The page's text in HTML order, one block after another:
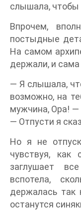
слышала, чтобы
Впрочем,
постыдные
На самом
держали, и сама
— Я слышала,
возможно, на
мужчина, Ора! —
— Отпусти я
Но я не
чувствуя, как
заглушает
вспотела,
держалась так
останутся